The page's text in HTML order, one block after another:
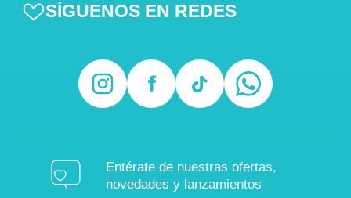
SÍGUENOS EN REDES
Entérate de nuestras ofertas,
novedades y lanzamientos